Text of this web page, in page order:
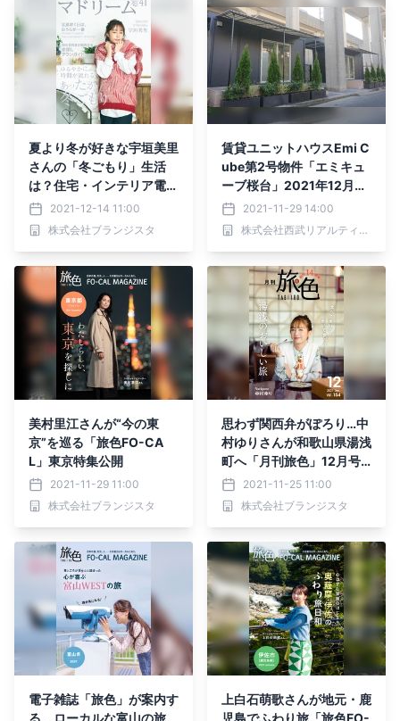
夏より冬が好きな宇垣美里
さんの「冬ごもり」生活
は？住宅・インテリア電子
雑誌『マドリーム』Vol.41
公開
2021-12-14 11:00
株式会社ブランジスタ
賃貸ユニットハウスEmi C
ube第2号物件「エミキュ
ーブ桜台」2021年12月6
日(月)より一般内覧および
入居募集を開始!!
2021-11-29 14:00
株式会社西武リアルティソリューションズ
美村里江さんが“今の東
京”を巡る「旅色FO-CA
L」東京特集公開
2021-11-29 11:00
株式会社ブランジスタ
思わず関西弁がぽろり…中
村ゆりさんが和歌山県湯浅
町へ「月刊旅色」12月号
＆旅ムービー公開
2021-11-25 11:00
株式会社ブランジスタ
電子雑誌「旅色」が案内す
る、ローカルな富山の旅
上白石萌歌さんが地元・鹿
児島でふわり旅「旅色FO-